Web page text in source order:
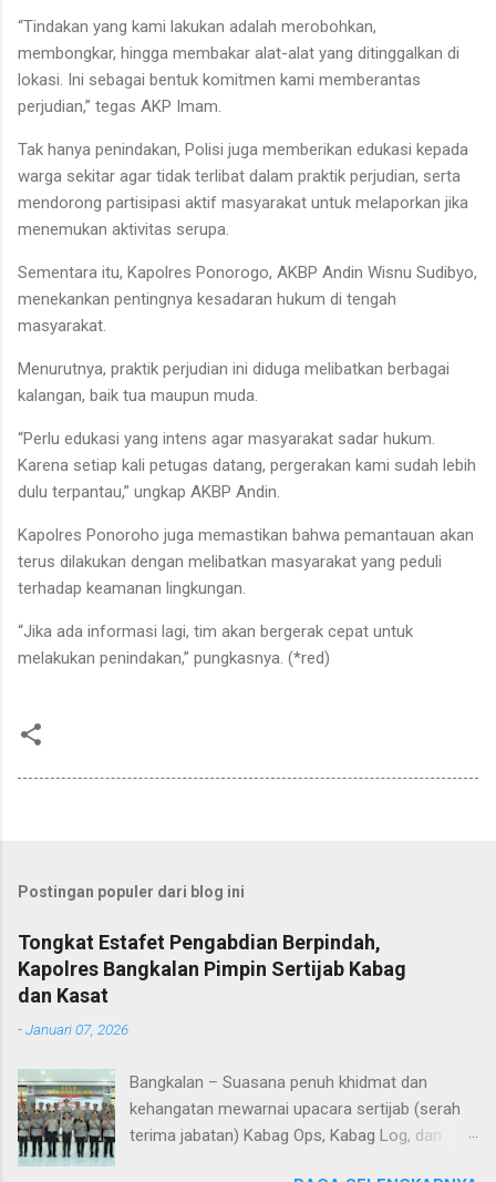
“Tindakan yang kami lakukan adalah merobohkan,
membongkar, hingga membakar alat-alat yang ditinggalkan di
lokasi. Ini sebagai bentuk komitmen kami memberantas
perjudian,” tegas AKP Imam.
Tak hanya penindakan, Polisi juga memberikan edukasi kepada
warga sekitar agar tidak terlibat dalam praktik perjudian, serta
mendorong partisipasi aktif masyarakat untuk melaporkan jika
menemukan aktivitas serupa.
Sementara itu, Kapolres Ponorogo, AKBP Andin Wisnu Sudibyo,
menekankan pentingnya kesadaran hukum di tengah
masyarakat.
Menurutnya, praktik perjudian ini diduga melibatkan berbagai
kalangan, baik tua maupun muda.
“Perlu edukasi yang intens agar masyarakat sadar hukum.
Karena setiap kali petugas datang, pergerakan kami sudah lebih
dulu terpantau,” ungkap AKBP Andin.
Kapolres Ponoroho juga memastikan bahwa pemantauan akan
terus dilakukan dengan melibatkan masyarakat yang peduli
terhadap keamanan lingkungan.
“Jika ada informasi lagi, tim akan bergerak cepat untuk
melakukan penindakan,” pungkasnya. (*red)
Postingan populer dari blog ini
Tongkat Estafet Pengabdian Berpindah,
Kapolres Bangkalan Pimpin Sertijab Kabag
dan Kasat
-Januari 07, 2026
Bangkalan – Suasana penuh khidmat dan
kehangatan mewarnai upacara sertijab (serah
terima jabatan) Kabag Ops, Kabag Log, dan